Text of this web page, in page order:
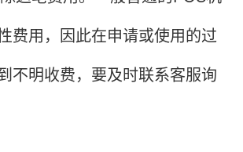
费用，因此在申请或使用的过
不明收费，要及时联系客服询